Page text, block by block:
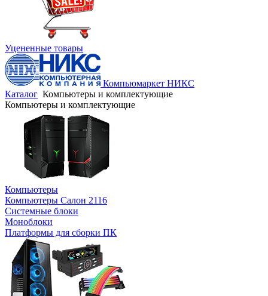
Уцененные товары
Компьюмаркет НИКС
Каталог Компьютеры и комплектующие
Компьютеры и комплектующие
Компьютеры
Компьютеры Салон 2116
Системные блоки
Моноблоки
Платформы для сборки ПК